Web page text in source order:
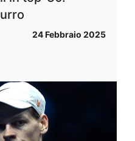
24 Febbraio 2025